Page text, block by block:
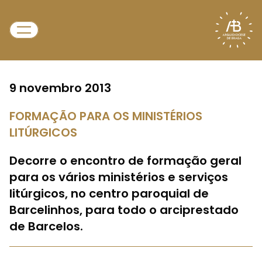
9 novembro 2013
FORMAÇÃO PARA OS MINISTÉRIOS
LITÚRGICOS
Decorre o encontro de formação geral
para os vários ministérios e serviços
litúrgicos, no centro paroquial de
Barcelinhos, para todo o arciprestado
de Barcelos.